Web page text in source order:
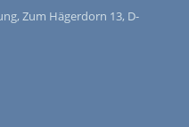
Zum Hägerdorn 13, D-